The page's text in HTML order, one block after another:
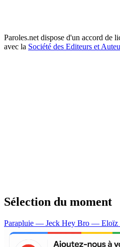
Paroles.net dispose d'un accord de
avec la Société des Editeurs et
Sélection du moment
Parapluie — Jeck Hey Bro — Eloïz